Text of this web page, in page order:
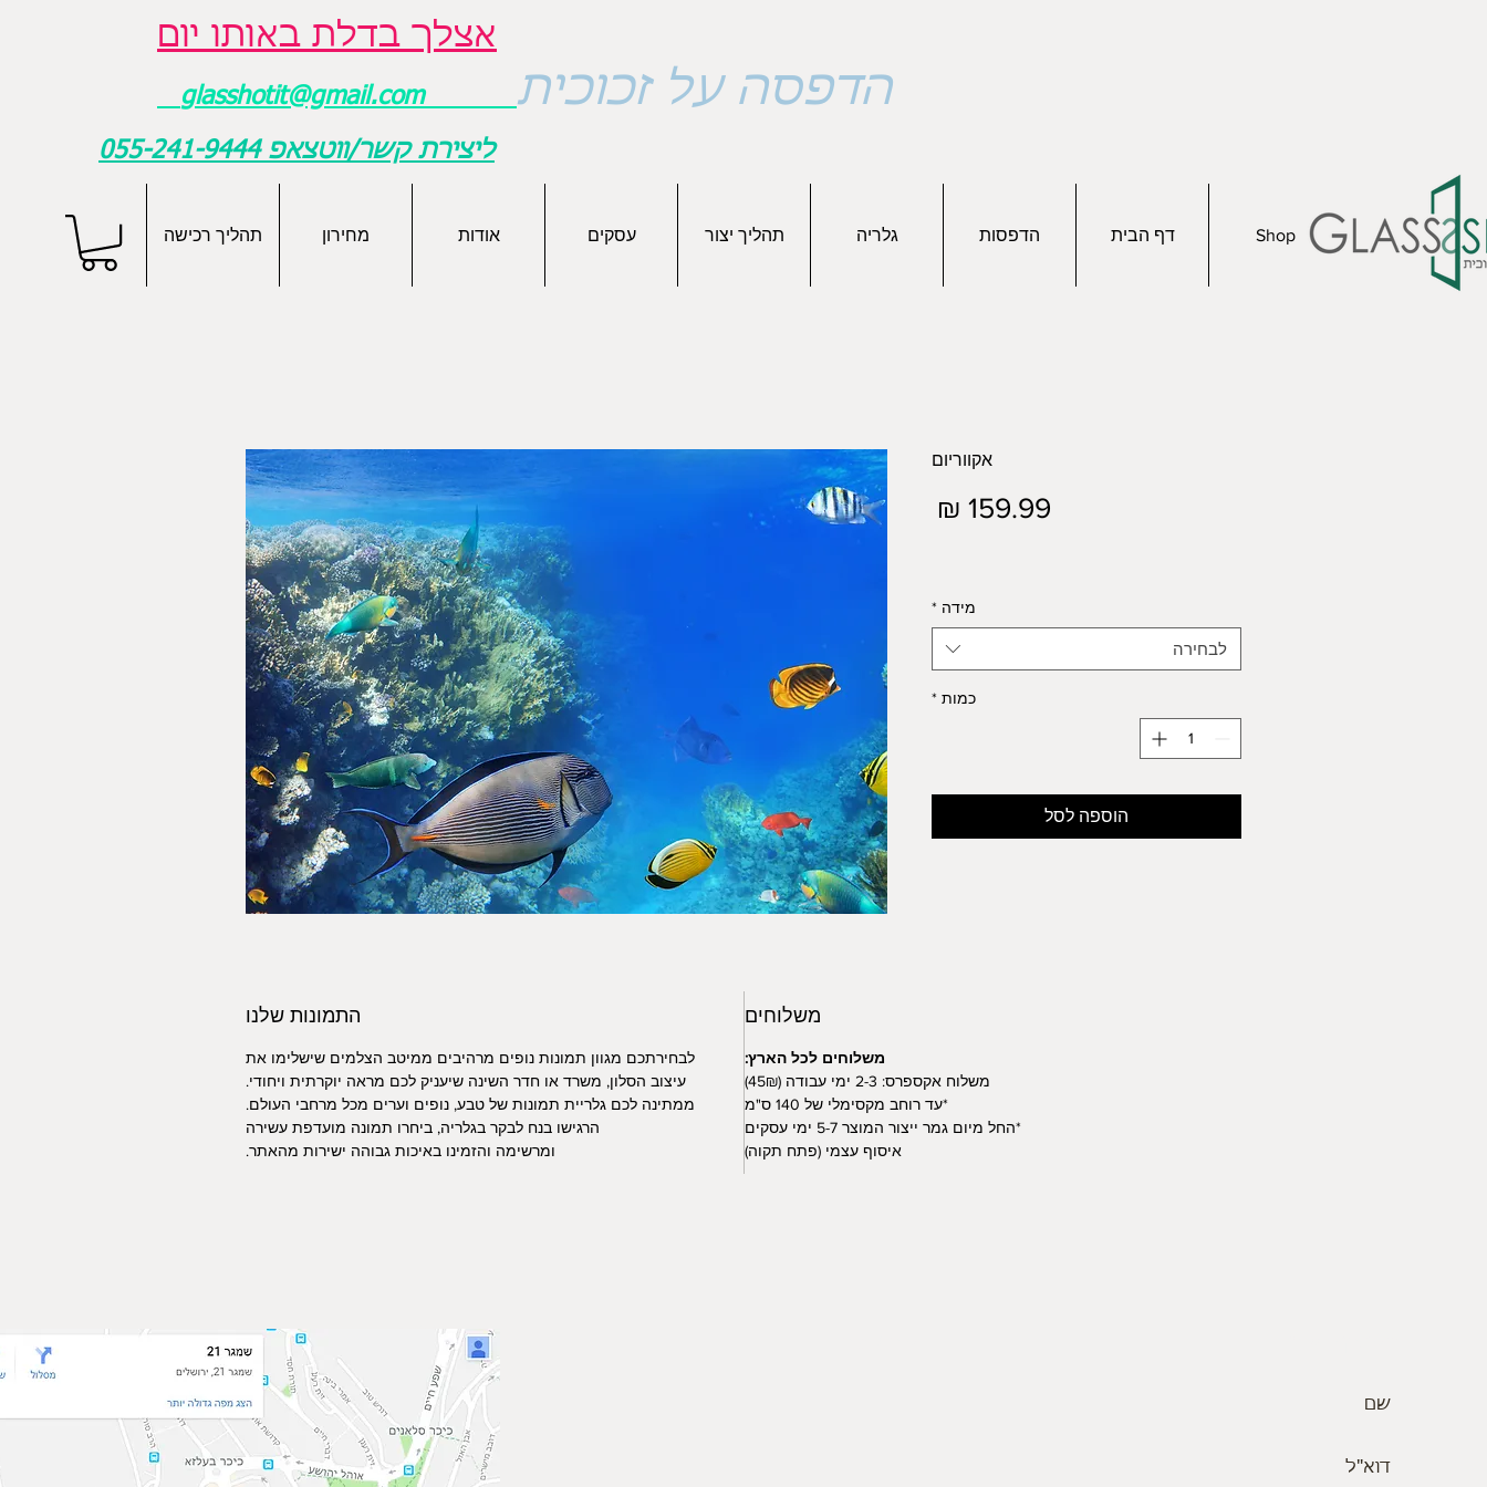
אצלך בדלת באותו יום
glasshotit@gmail.com הדפסה על זכוכית
055-241-9444 ליצירת קשר/ווטצאפ
תהליך רכישה מחירון אודות עסקים תהליך יצור גלריה הדפסות דף הבית Shop
אקווריום
מחיר
מידה *
לבחירה
כמות *
הוספה לסל
משלוחים
משלוחים לכל הארץ:
משלוח אקספרס: 2-3 ימי עבודה (45₪)
*עד רוחב מקסימלי של 140 ס"מ
*החל מיום גמר ייצור המוצר 5-7 ימי עסקים
איסוף עצמי (פתח תקוה)
התמונות שלנו
לבחירתכם מגוון תמונות נופים מרהיבים ממיטב הצלמים שישלימו את
עיצוב הסלון, משרד או חדר השינה שיעניק לכם מראה יוקרתית ויחודי.
ממתינה לכם גלריית תמונות של טבע, נופים וערים מכל מרחבי העולם.
הרגישו בנח לבקר בגלריה, ביחרו תמונה מועדפת עשירה
ומרשימה והזמינו באיכות גבוהה ישירות מהאתר.